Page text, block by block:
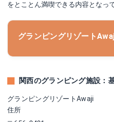
をとことん満喫できる内容となっ
グランピングリゾート
関西のグランピング施設：
グランピングリゾートAwaji
住所